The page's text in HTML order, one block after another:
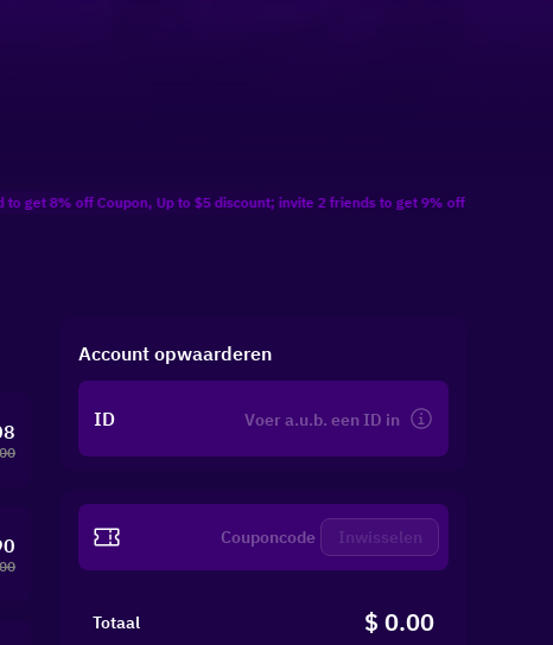
off Coupon, Up to $5 discount; invite 2 friends to get 9% off Coupon, Up to
Account opwaarderen
ID
Inwisselen
Totaal $ 0.00